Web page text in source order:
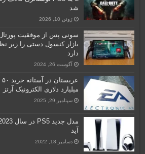
شد
ژوئن 10, 2026
سونی پس از موفقیت
بازار کنسول‌ دستی را زیر
دارد
آگوست 26, 2024
عربستان در آستانه خرید ۵۰
میلیارد دلاری الکترونیک آرتز
سپتامبر 29, 2025
آید
دسامبر 18, 2022